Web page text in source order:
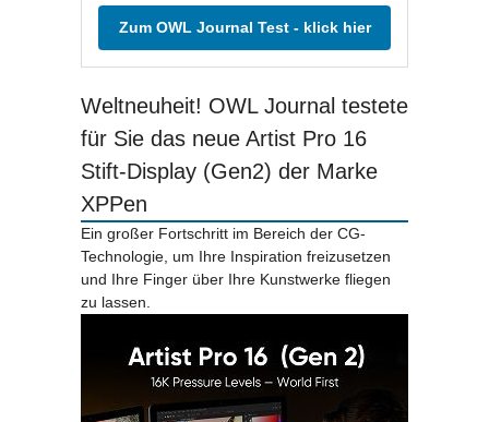
Zum OWL Journal Test - klick hier
Weltneuheit! OWL Journal testete
für Sie das neue Artist Pro 16
Stift-Display (Gen2) der Marke
XPPen
Ein großer Fortschritt im Bereich der CG-
Technologie, um Ihre Inspiration freizusetzen
und Ihre Finger über Ihre Kunstwerke fliegen
zu lassen.